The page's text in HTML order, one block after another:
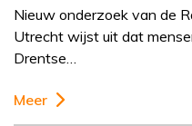
Nieuw onderzoek van de
Utrecht wijst uit dat
Drentse…
Meer